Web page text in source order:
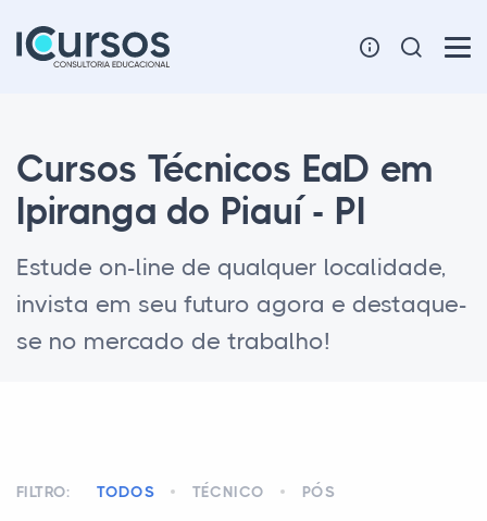
Cursos Técnicos EaD em
Ipiranga do Piauí - PI
Estude on-line de qualquer localidade,
invista em seu futuro agora e destaque-
se no mercado de trabalho!
FILTRO: TODOS TÉCNICO PÓS